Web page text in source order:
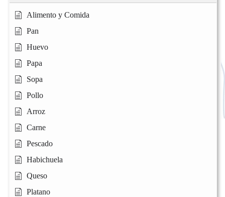
Alimento y Comida
Pan
Huevo
Papa
Sopa
Pollo
Arroz
Carne
Pescado
Habichuela
Queso
Platano